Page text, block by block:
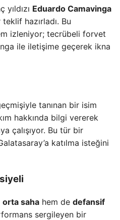
Eduardo Camavinga
hazırladı. Bu
izleniyor; tecrübeli forvet
ile iletişime geçerek ikna
tanınan bir isim
hakkında bilgi vererek
çalışıyor. Bu tür bir
katılma isteğini
orta saha hem de defansif
sergileyen bir